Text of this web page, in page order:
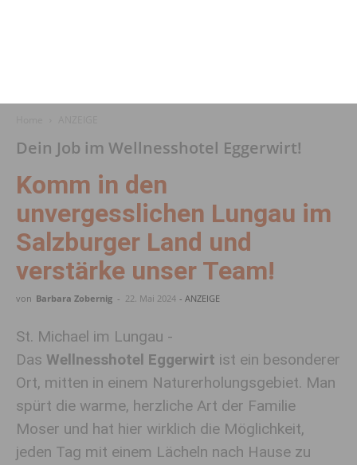
Dein Job im Wellnesshotel Eggerwirt!
Komm in den
unvergesslichen Lungau im
Salzburger Land und
verstärke unser Team!
von Barbara Zobernig - 22. Mai 2024 - ANZEIGE
St. Michael im Lungau -
Das Wellnesshotel Eggerwirt ist ein besonderer
Ort, mitten in einem Naturerholungsgebiet. Man
spürt die warme, herzliche Art der Familie
Moser und hat hier wirklich die Möglichkeit,
jeden Tag mit einem Lächeln nach Hause zu